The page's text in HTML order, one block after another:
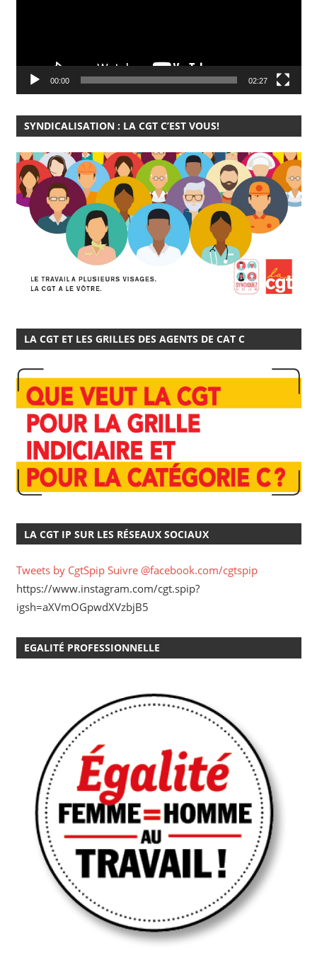
00:00 02:27
SYNDICALISATION : LA CGT C’EST VOUS!
LA CGT ET LES GRILLES DES AGENTS DE CAT C
LA CGT IP SUR LES RÉSEAUX SOCIAUX
Tweets by CgtSpip Suivre @facebook.com/cgtspip
https://www.instagram.com/cgt.spip?
igsh=aXVmOGpwdXVzbjB5
EGALITÉ PROFESSIONNELLE